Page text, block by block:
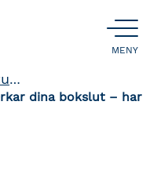
ÖPPNA
MENY
dina bokslut – har